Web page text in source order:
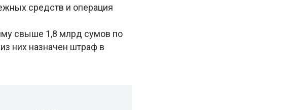
средств и операция
свыше 1,8 млрд сумов по
них назначен штраф в